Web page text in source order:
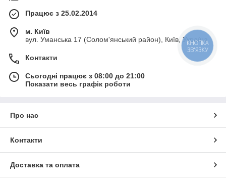
Працює з 25.02.2014
м. Київ
вул. Уманська 17 (Солом'янський район), Київ, Україна
Контакти
Сьогодні працює з 08:00 до 21:00
Показати весь графік роботи
Про нас
Контакти
Доставка та оплата
КНОПКА
ЗВ'ЯЗКУ